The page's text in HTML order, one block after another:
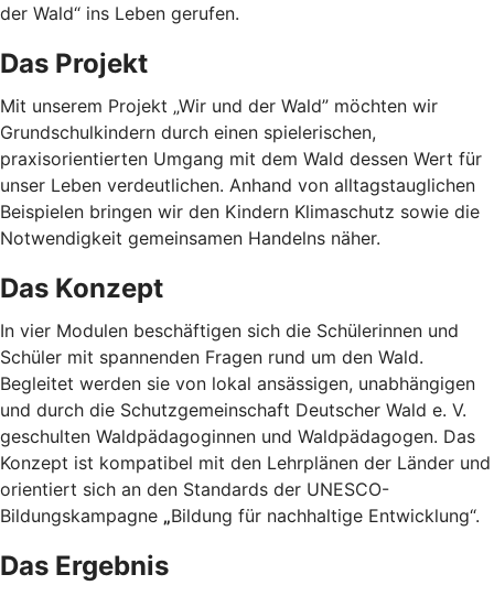
der Wald“ ins Leben gerufen.
Das Projekt
Mit unserem Projekt „Wir und der Wald” möchten wir
Grundschulkindern durch einen spielerischen,
praxisorientierten Umgang mit dem Wald dessen Wert für
unser Leben verdeutlichen. Anhand von alltagstauglichen
Beispielen bringen wir den Kindern Klimaschutz sowie die
Notwendigkeit gemeinsamen Handelns näher.
Das Konzept
In vier Modulen beschäftigen sich die Schülerinnen und
Schüler mit spannenden Fragen rund um den Wald.
Begleitet werden sie von lokal ansässigen, unabhängigen
und durch die Schutzgemeinschaft Deutscher Wald e. V.
geschulten Waldpädagoginnen und Waldpädagogen. Das
Konzept ist kompatibel mit den Lehrplänen der Länder und
orientiert sich an den Standards der UNESCO-
Bildungskampagne „Bildung für nachhaltige Entwicklung“.
Das Ergebnis